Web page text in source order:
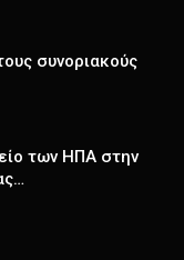
συνοριακούς
των ΗΠΑ στην